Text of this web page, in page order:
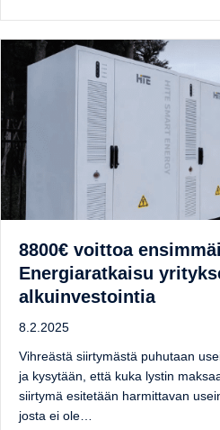
8800€ voittoa
Energiaratkaisu
alkuinvestointia
8.2.2025
Vihreästä siirtymästä puhutaan
ja kysytään, että kuka lystin
siirtymä esitetään harmittavan
josta ei ole…